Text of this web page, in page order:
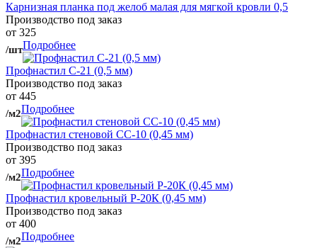
Карнизная планка под желоб малая для мягкой кровли 0,5
Производство под заказ
от 325
/штПодробнее
Профнастил С-21 (0,5 мм)
Производство под заказ
от 445
/м2Подробнее
Профнастил стеновой СС-10 (0,45 мм)
Производство под заказ
от 395
/м2Подробнее
Профнастил кровельный Р-20К (0,45 мм)
Производство под заказ
от 400
/м2Подробнее